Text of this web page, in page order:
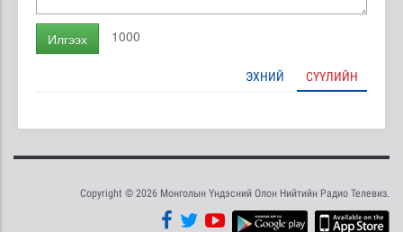
Илгээх 1000
ЭХНИЙ СҮҮЛИЙН
Copyright © 2026 Монголын Үндэсний Олон Нийтийн Радио Телевиз.